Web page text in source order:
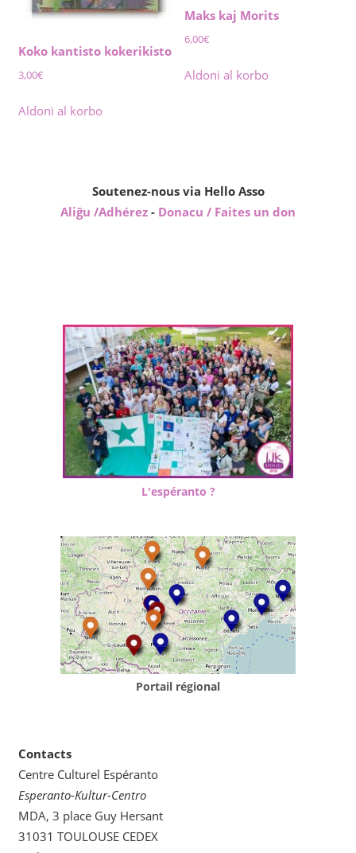
Koko kantisto kokerikisto
3,00€
Aldoni al korbo
Maks kaj Morits
6,00€
Aldoni al korbo
Soutenez-nous via Hello Asso
Aliĝu /Adhérez - Donacu / Faites un don
L'espéranto ?
Portail régional
Contacts
Centre Culturel Espéranto
Esperanto-Kultur-Centro
MDA, 3 place Guy Hersant
31031 TOULOUSE CEDEX